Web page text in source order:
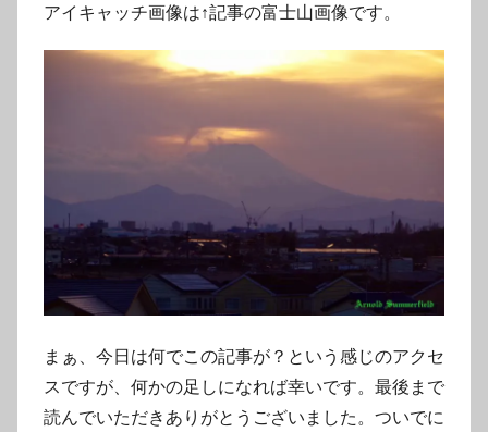
アイキャッチ画像は↑記事の富士山画像です。
まぁ、今日は何でこの記事が？という感じのアクセ
スですが、何かの足しになれば幸いです。最後まで
読んでいただきありがとうございました。ついでに